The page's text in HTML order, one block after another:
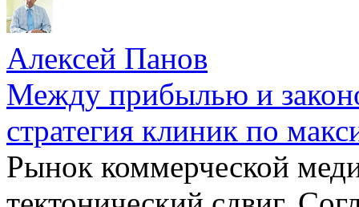
Алексей Панов
Между прибылью и
стратегия клиник по
Рынок коммерческой